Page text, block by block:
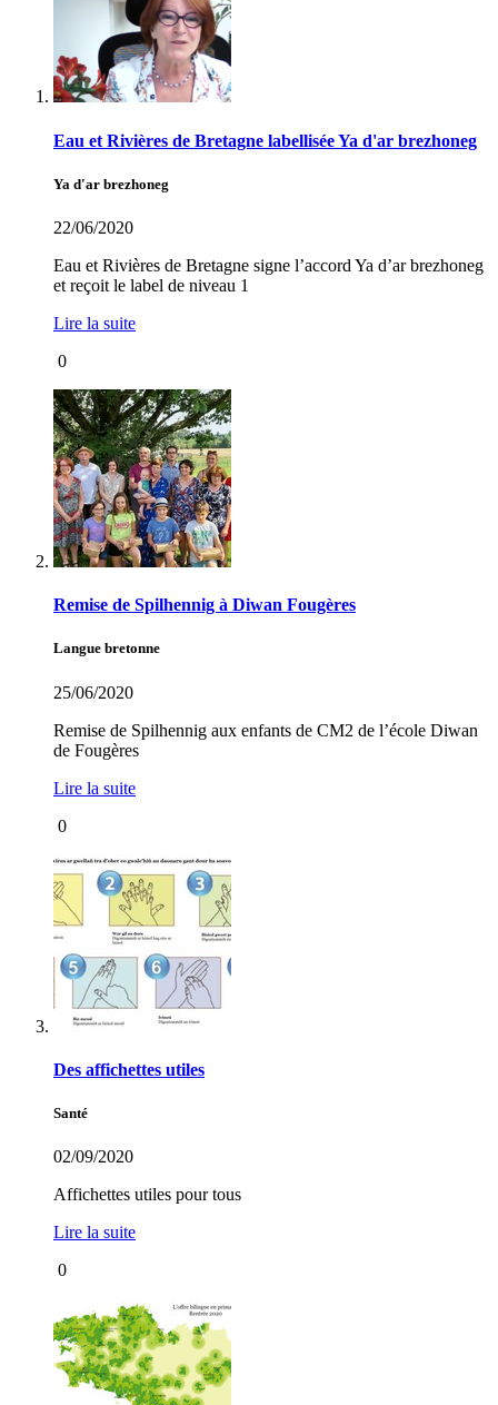
Eau et Rivières de Bretagne labellisée Ya d'ar brezhoneg
Ya d'ar brezhoneg
22/06/2020
Eau et Rivières de Bretagne signe l’accord Ya d’ar brezhoneg
et reçoit le label de niveau 1
Lire la suite
0
Remise de Spilhennig à Diwan Fougères
Langue bretonne
25/06/2020
Remise de Spilhennig aux enfants de CM2 de l’école Diwan
de Fougères
Lire la suite
0
Des affichettes utiles
Santé
02/09/2020
Affichettes utiles pour tous
Lire la suite
0